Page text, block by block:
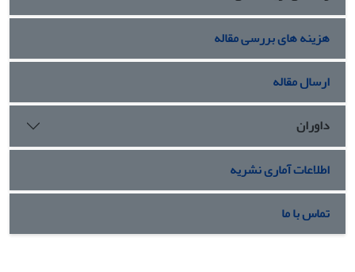
هزینه های بررسی مقاله
ارسال مقاله
داوران
اطلاعات آماری نشریه
تماس با ما